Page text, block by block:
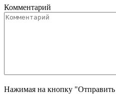
Комментарий
Нажимая на кнопку "Отправить